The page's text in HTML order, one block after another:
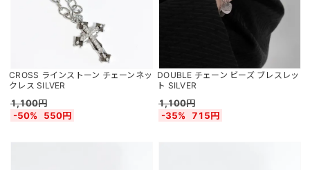
CROSS ラインストーン チェーンネッ
クレス SILVER
1,100円
-50%
550円
DOUBLE チェーン ビーズ ブレスレッ
ト SILVER
1,100円
-35%
715円